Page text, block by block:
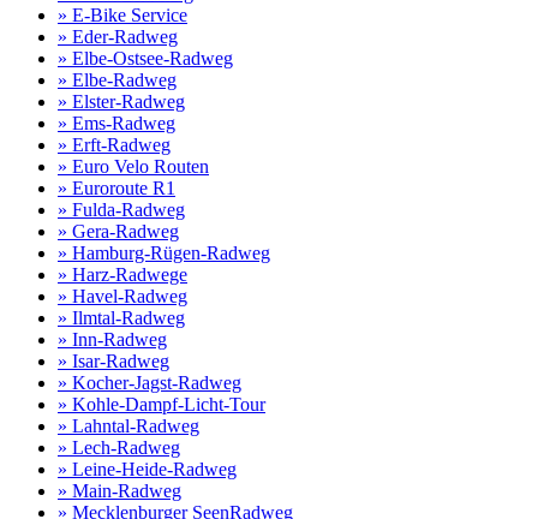
» E-Bike Service
» Eder-Radweg
» Elbe-Ostsee-Radweg
» Elbe-Radweg
» Elster-Radweg
» Ems-Radweg
» Erft-Radweg
» Euro Velo Routen
» Euroroute R1
» Fulda-Radweg
» Gera-Radweg
» Hamburg-Rügen-Radweg
» Harz-Radwege
» Havel-Radweg
» Ilmtal-Radweg
» Inn-Radweg
» Isar-Radweg
» Kocher-Jagst-Radweg
» Kohle-Dampf-Licht-Tour
» Lahntal-Radweg
» Lech-Radweg
» Leine-Heide-Radweg
» Main-Radweg
» Mecklenburger SeenRadweg